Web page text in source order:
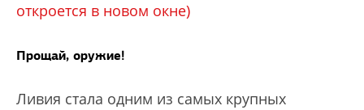
откроется в новом окне)
Прощай, оружие!
Ливия стала одним из самых крупных